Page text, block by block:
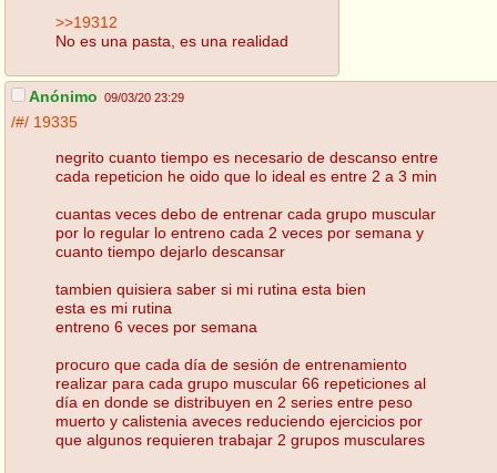
>>19312
No es una pasta, es una realidad
Anónimo 09/03/20 23:29
/#/ 19335
negrito cuanto tiempo es necesario de descanso entre
cada repeticion he oido que lo ideal es entre 2 a 3 min
cuantas veces debo de entrenar cada grupo muscular
por lo regular lo entreno cada 2 veces por semana y
cuanto tiempo dejarlo descansar
tambien quisiera saber si mi rutina esta bien
esta es mi rutina
entreno 6 veces por semana
procuro que cada día de sesión de entrenamiento
realizar para cada grupo muscular 66 repeticiones al
día en donde se distribuyen en 2 series entre peso
muerto y calistenia aveces reduciendo ejercicios por
que algunos requieren trabajar 2 grupos musculares